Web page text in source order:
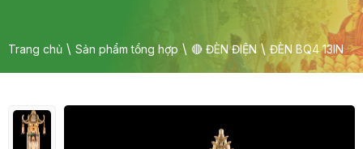
Trang chủ Sản phẩm tổng hợp 🔴 ĐÈN ĐIỆN ĐÈN BQ4 13IN